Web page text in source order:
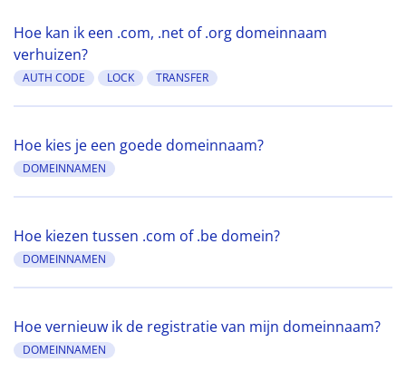
Hoe kan ik een .com, .net of .org domeinnaam
verhuizen?
AUTH CODE LOCK TRANSFER
Hoe kies je een goede domeinnaam?
DOMEINNAMEN
Hoe kiezen tussen .com of .be domein?
DOMEINNAMEN
Hoe vernieuw ik de registratie van mijn domeinnaam?
DOMEINNAMEN